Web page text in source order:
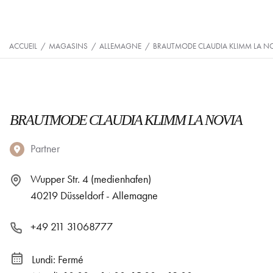
ACCUEIL / MAGASINS / ALLEMAGNE / BRAUTMODE CLAUDIA KLIMM LA
BRAUTMODE CLAUDIA KLIMM LA NOVIA
Partner
Wupper Str. 4 (medienhafen)
40219 Düsseldorf - Allemagne
+49 211 31068777
Lundi: Fermé